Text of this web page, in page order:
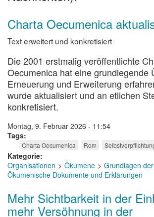
Charta Oecumenica
Text erweitert und konkretisiert
Die 2001 erstmalig veröffentlichte
Oecumenica hat eine grundlegende
Erneuerung und Erweiterung
wurde aktualisiert und an etlichen
konkretisiert.
Montag, 9. Februar 2026 - 11:54
Tags
Charta Oecumenica Rom
Kategorie
Organisationen
Ökumene
Grundlagen
Ökumenische Dokumente und Erklärungen
Mehr Sichtbarkeit in der
mehr Versöhnung in der